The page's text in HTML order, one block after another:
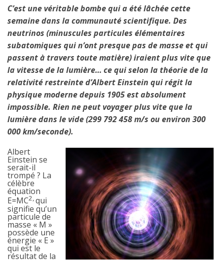
C’est une véritable bombe qui a été lâchée cette
semaine dans la communauté scientifique. Des
neutrinos (minuscules particules élémentaires
subatomiques qui n’ont presque pas de masse et qui
passent à travers toute matière) iraient plus vite que
la vitesse de la lumière… ce qui selon la théorie de la
relativité restreinte d’Albert Einstein qui régit la
physique moderne depuis 1905 est absolument
impossible. Rien ne peut voyager plus vite que la
lumière dans le vide (299 792 458 m/s ou environ 300
000 km/seconde).
Albert
Einstein se
serait-il
trompé ? La
célèbre
équation
E=MC2,qui
signifie qu’un
particule de
masse « M »
possède une
énergie « E »
qui est le
résultat de la